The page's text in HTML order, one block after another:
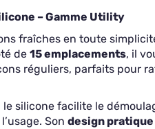
– Gamme Utility
fraîches en toute
de 15 emplacements, il
réguliers, parfaits pour
silicone facilite le
Son design